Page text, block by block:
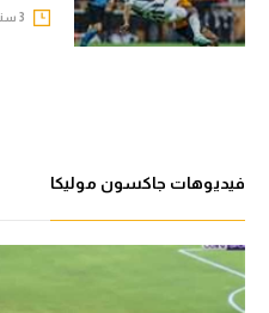
فيديوهات جاكسون موليكا